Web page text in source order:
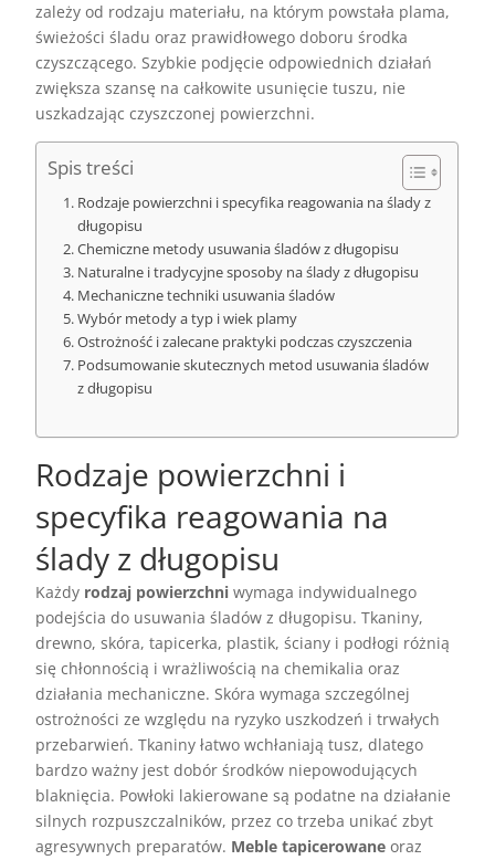
zależy od rodzaju materiału, na którym powstała plama,
świeżości śladu oraz prawidłowego doboru środka
czyszczącego. Szybkie podjęcie odpowiednich działań
zwiększa szansę na całkowite usunięcie tuszu, nie
uszkadzając czyszczonej powierzchni.
Spis treści
Rodzaje powierzchni i specyfika reagowania na ślady z
długopisu
Chemiczne metody usuwania śladów z długopisu
Naturalne i tradycyjne sposoby na ślady z długopisu
Mechaniczne techniki usuwania śladów
Wybór metody a typ i wiek plamy
Ostrożność i zalecane praktyki podczas czyszczenia
Podsumowanie skutecznych metod usuwania śladów
z długopisu
Rodzaje powierzchni i
specyfika reagowania na
ślady z długopisu
Każdy rodzaj powierzchni wymaga indywidualnego
podejścia do usuwania śladów z długopisu. Tkaniny,
drewno, skóra, tapicerka, plastik, ściany i podłogi różnią
się chłonnością i wrażliwością na chemikalia oraz
działania mechaniczne. Skóra wymaga szczególnej
ostrożności ze względu na ryzyko uszkodzeń i trwałych
przebarwień. Tkaniny łatwo wchłaniają tusz, dlatego
bardzo ważny jest dobór środków niepowodujących
blaknięcia. Powłoki lakierowane są podatne na działanie
silnych rozpuszczalników, przez co trzeba unikać zbyt
agresywnych preparatów. Meble tapicerowane oraz